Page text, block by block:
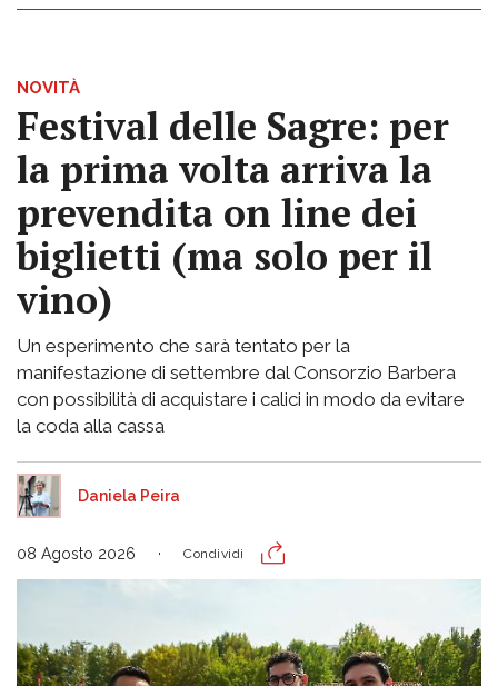
NOVITÀ
Festival delle Sagre: per
la prima volta arriva la
prevendita on line dei
biglietti (ma solo per il
vino)
Un esperimento che sarà tentato per la
manifestazione di settembre dal Consorzio Barbera
con possibilità di acquistare i calici in modo da evitare
la coda alla cassa
Daniela Peira
08 Agosto 2026 Condividi